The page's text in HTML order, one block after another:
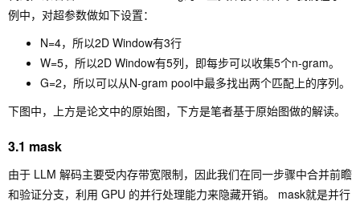
例中，对超参数做如下设置：
N=4，所以2D Window有3行
W=5，所以2D Window有5列，即每步可以收集5个n-gram。
G=2，所以可以从N-gram pool中最多找出两个匹配上的序列。
下图中，上方是论文中的原始图，下方是笔者基于原始图做的解读。
3.1 mask
由于 LLM 解码主要受内存带宽限制，因此我们在同一步骤中合并前瞻
和验证分支，利用 GPU 的并行处理能力来隐藏开销。 mask就是并行